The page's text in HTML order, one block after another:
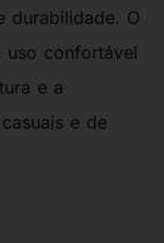
durabilidade. O
uso confortável
e a
e de